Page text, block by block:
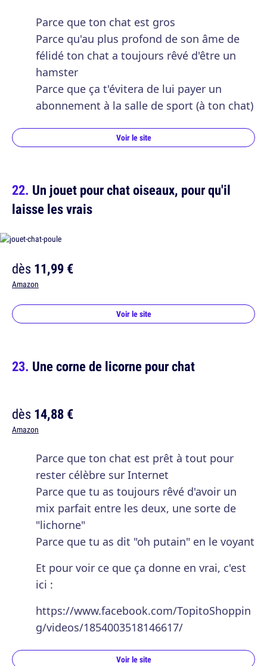
Parce que ton chat est gros
Parce qu'au plus profond de son âme de
félidé ton chat a toujours rêvé d'être un
hamster
Parce que ça t'évitera de lui payer un
abonnement à la salle de sport (à ton chat)
Voir le site
Un jouet pour chat oiseaux, pour qu'il
laisse les vrais
dès11,99 €
Amazon
Voir le site
Une corne de licorne pour chat
dès14,88 €
Amazon
Parce que ton chat est prêt à tout pour
rester célèbre sur Internet
Parce que tu as toujours rêvé d'avoir un
mix parfait entre les deux, une sorte de
"lichorne"
Parce que tu as dit "oh putain" en le voyant
Et pour voir ce que ça donne en vrai, c'est
ici :
https://www.facebook.com/TopitoShoppin
g/videos/1854003518146617/
Voir le site